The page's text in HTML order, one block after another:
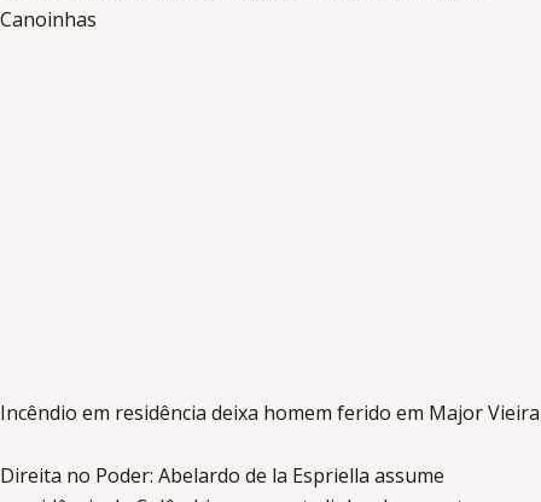
Canoinhas
Incêndio em residência deixa homem ferido em Major Vieira
Direita no Poder: Abelardo de la Espriella assume